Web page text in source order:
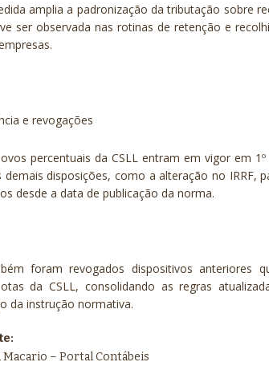
amplia a padronização da tributação sobre
ser observada nas rotinas de retenção e
e revogações
percentuais da CSLL entram em vigor em
demais disposições, como a alteração no IRRF,
desde a data de publicação da norma.
foram revogados dispositivos anteriores
da CSLL, consolidando as regras
da instrução normativa.
Macario – Portal Contábeis